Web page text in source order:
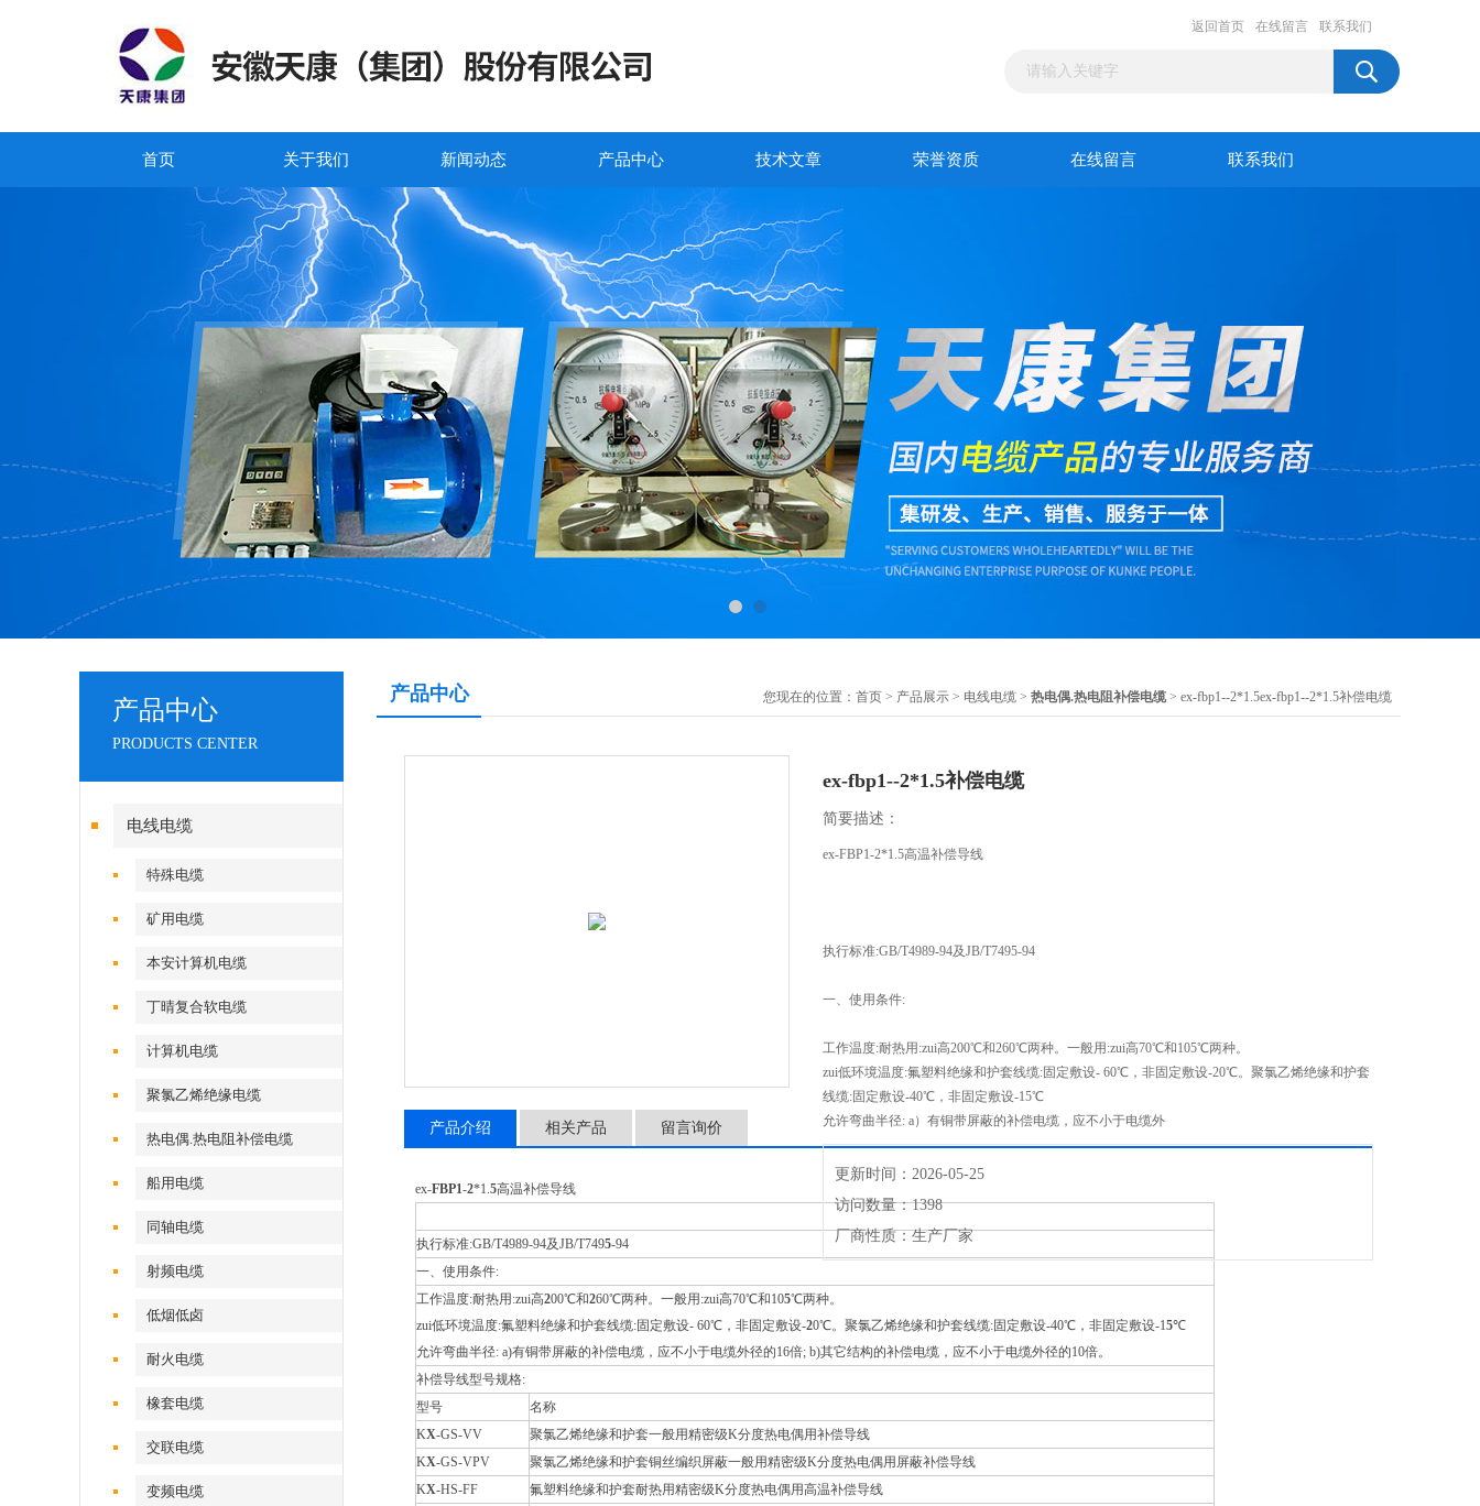
返回首页 在线留言 联系我们
首页 关于我们 新闻动态 产品中心 技术文章 荣誉资质 在线留言 联系我们
产品中心
PRODUCTS CENTER
电线电缆
特殊电缆
矿用电缆
本安计算机电缆
丁晴复合软电缆
计算机电缆
聚氯乙烯绝缘电缆
热电偶.热电阻补偿电缆
船用电缆
同轴电缆
射频电缆
低烟低卤
耐火电缆
橡套电缆
交联电缆
变频电缆
产品中心 您现在的位置： 首页 > 产品展示 > 电线电缆 > 热电偶.热电阻补偿电缆 > ex-fbp1--2*1.5ex-fbp1--2*1.5补偿电缆
ex-fbp1--2*1.5补偿电缆
简要描述：
ex-FBP1-2*1.5高温补偿导线
执行标准:GB/T4989-94及JB/T7495-94
一、使用条件:
工作温度:耐热用:zui高200℃和260℃两种。一般用:zui高70℃和105℃两种。
zui低环境温度:氟塑料绝缘和护套线缆:固定敷设- 60℃，非固定敷设-20℃。聚氯乙烯绝缘和护套
线缆:固定敷设-40℃，非固定敷设-15℃
允许弯曲半径: a）有铜带屏蔽的补偿电缆，应不小于电缆外
更新时间：2026-05-25
访问数量：1398
厂商性质：生产厂家
产品介绍 相关产品 留言询价
ex-FBP1-2*1.5高温补偿导线
执行标准:GB/T4989-94及JB/T7495-94
一、使用条件:
工作温度:耐热用:zui高200℃和260℃两种。一般用:zui高70℃和105℃两种。
zui低环境温度:氟塑料绝缘和护套线缆:固定敷设- 60℃，非固定敷设-20℃。聚氯乙烯绝缘和护套线缆:固定敷设-40℃，非固定敷设-15℃
允许弯曲半径: a)有铜带屏蔽的补偿电缆，应不小于电缆外径的16倍; b)其它结构的补偿电缆，应不小于电缆外径的10倍。
补偿导线型号规格:
型号
名称
KX-GS-VV
聚氯乙烯绝缘和护套一般用精密级K分度热电偶用补偿导线
KX-GS-VPV
聚氯乙烯绝缘和护套铜丝编织屏蔽一般用精密级K分度热电偶用屏蔽补偿导线
KX-HS-FF
氟塑料绝缘和护套耐热用精密级K分度热电偶用高温补偿导线